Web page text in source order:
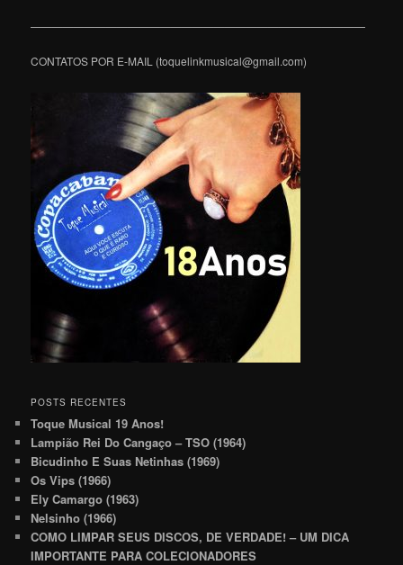
———————————————————————————————
CONTATOS POR E-MAIL (toquelinkmusical@gmail.com)
POSTS RECENTES
Toque Musical 19 Anos!
Lampião Rei Do Cangaço – TSO (1964)
Bicudinho E Suas Netinhas (1969)
Os Vips (1966)
Ely Camargo (1963)
Nelsinho (1966)
COMO LIMPAR SEUS DISCOS, DE VERDADE! – UM DICA
IMPORTANTE PARA COLECIONADORES